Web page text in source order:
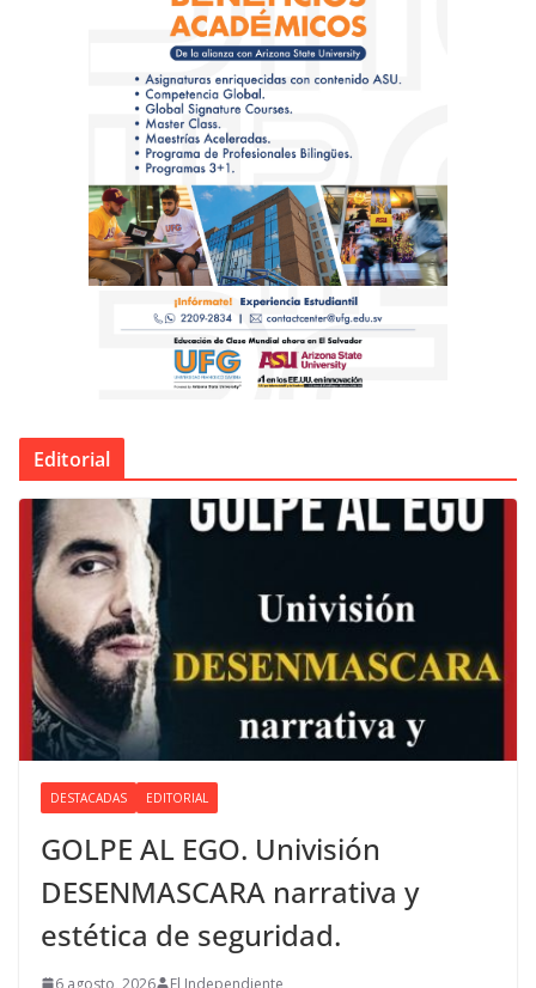
Editorial
DESTACADAS EDITORIAL
GOLPE AL EGO. Univisión
DESENMASCARA narrativa y
estética de seguridad.
6 agosto, 2026 El Independiente